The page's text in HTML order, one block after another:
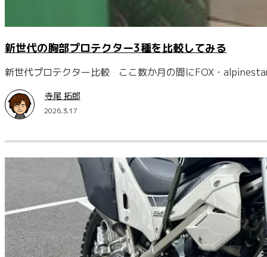
新世代の胸部プロテクター3種を比較してみる
新世代プロテクター比較 ここ数か月の間にFOX・
寺尾 拓郎
2026.3.17